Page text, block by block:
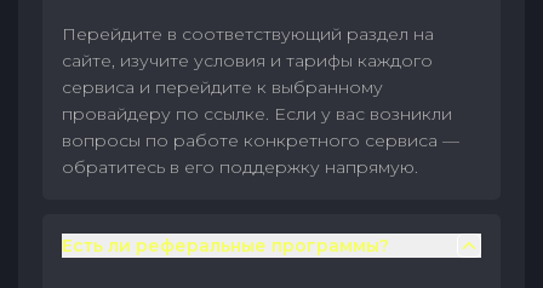
Перейдите в соответствующий раздел на
сайте, изучите условия и тарифы каждого
сервиса и перейдите к выбранному
провайдеру по ссылке. Если у вас возникли
вопросы по работе конкретного сервиса —
обратитесь в его поддержку напрямую.
Есть ли реферальные программы?